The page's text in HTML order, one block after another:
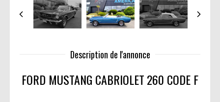
Description de l'annonce
FORD MUSTANG CABRIOLET260 CODE F